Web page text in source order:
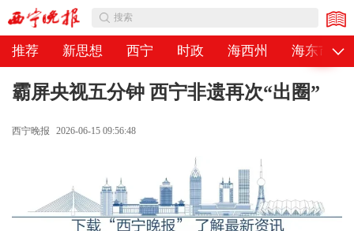
搜索
推荐 新思想 西宁 时政 海西州 海东市
公告
霸屏央视五分钟 西宁非遗再次“出圈”
西宁晚报 2026-06-15 09:56:48